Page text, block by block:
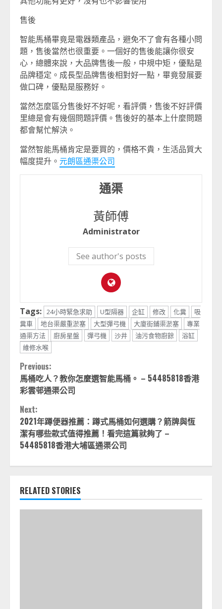
售後
智能馬桶畢竟是電器類產品，避免不了會有各種小問
題，售後當然也很重要。一個好的售後能讓你很安
心，總體來說，大品牌售後一般，中規中矩，優點是
品牌穩定。成長型品牌售後相對好一點，畢竟發展要
做口碑，優點是服務好。
當然怎麼區分售後好不好呢，看評價，售後不好評價
里總是會有幾個問題評價。售後好的基本上什麼問題
都會幫忙解決。
當然智能馬桶肯定是要買的，價格不貴，生活品質大
幅度提升。 元朗區通渠公司
通渠
黃師傅
Administrator
See author's posts
Tags: 24小時緊急求助 U型隔器 企缸 修改 化糞
吸
糞車
地台渠嚴重淤塞 大型彈弓機 大廈街鋪渠淤塞
專業
通渠方法
廚房星盤 彈弓機 沙井 油污食物廚餘
浴缸
維修水喉
Continue
Reading
Previous:
馬桶吃人？教你怎麼選智能馬桶。 – 54485818香港
彩雲邨通渠公司
Next:
2021年蹲便器推薦：蹲式馬桶如何選購？箭牌與恆
潔有哪些款式值得推薦！看完這篇就夠了 –
54485818香港大埔區通渠公司
RELATED STORIES